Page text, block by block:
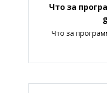
Что за
Что за